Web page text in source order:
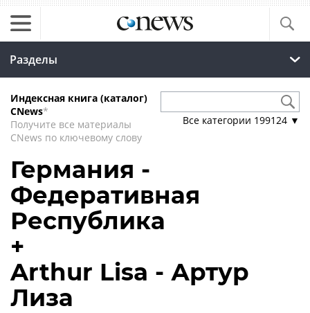
Разделы
Индексная книга (каталог)
CNews*
Получите все материалы
CNews по ключевому слову
Все категории 199124 ▼
Германия -
Федеративная
Республика
+
Arthur Lisa - Артур
Лиза